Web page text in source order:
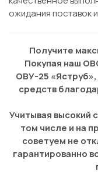
ожидания поставок
Получите
Покупая наш
ОВУ-25
средств
Учитывая высокий
том числе и на
советуем не
гарантированно